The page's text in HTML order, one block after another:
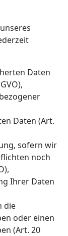
Daten
Daten (Art.
sofern wir
noch
Ihrer Daten
die
oder einen
(Art. 20